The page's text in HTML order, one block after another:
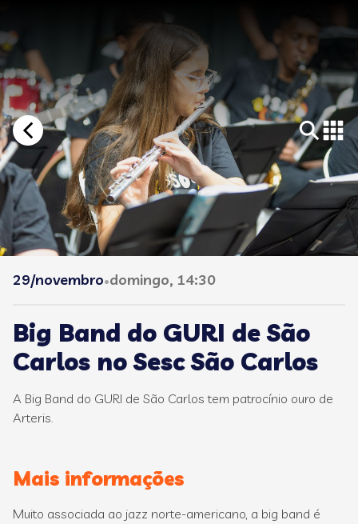
29/novembro•domingo, 14:30
Big Band do GURI de São
Carlos no Sesc São Carlos
A Big Band do GURI de São Carlos tem patrocínio ouro de
Arteris.
Mais informações
Muito associada ao jazz norte-americano, a big band é